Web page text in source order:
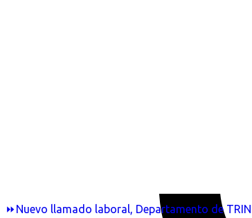
⏩Nuevo llamado laboral, Departamento de